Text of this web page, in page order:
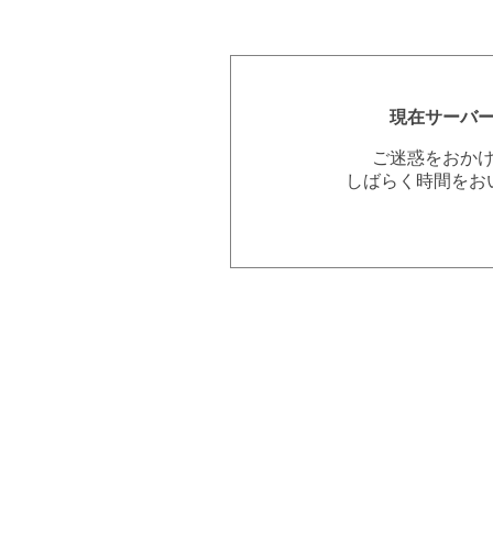
現在サーバ
ご迷惑をおか
しばらく時間を